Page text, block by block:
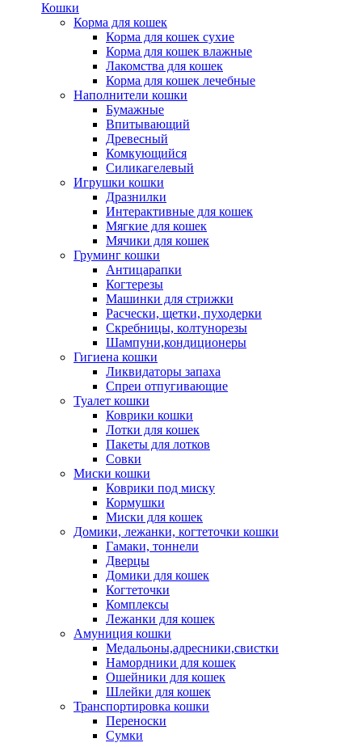
Кошки
Корма для кошек
Корма для кошек сухие
Корма для кошек влажные
Лакомства для кошек
Корма для кошек лечебные
Наполнители кошки
Бумажные
Впитывающий
Древесный
Комкующийся
Силикагелевый
Игрушки кошки
Дразнилки
Интерактивные для кошек
Мягкие для кошек
Мячики для кошек
Груминг кошки
Антицарапки
Когтерезы
Машинки для стрижки
Расчески, щетки, пуходерки
Скребницы, колтунорезы
Шампуни,кондиционеры
Гигиена кошки
Ликвидаторы запаха
Спреи отпугивающие
Туалет кошки
Коврики кошки
Лотки для кошек
Пакеты для лотков
Совки
Миски кошки
Коврики под миску
Кормушки
Миски для кошек
Домики, лежанки, когтеточки кошки
Гамаки, тоннели
Дверцы
Домики для кошек
Когтеточки
Комплексы
Лежанки для кошек
Амуниция кошки
Медальоны,адресники,свистки
Намордники для кошек
Ошейники для кошек
Шлейки для кошек
Транспортировка кошки
Переноски
Сумки